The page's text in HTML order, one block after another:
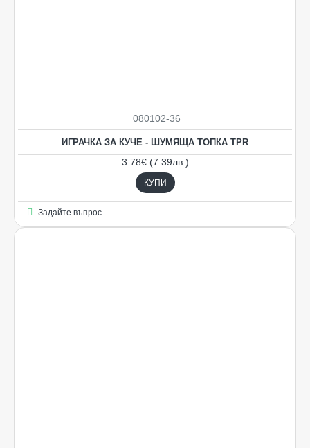
080102-36
ИГРАЧКА ЗА КУЧЕ - ШУМЯЩА ТОПКА TPR
3.78€ (7.39лв.)
КУПИ
Задайте въпрос